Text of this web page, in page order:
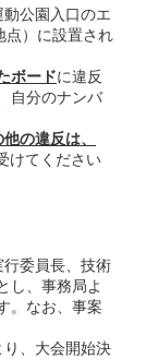
動公園入口のエ
点）に設置され
ボードに違反
自分のナンバ
の違反は、
けてください
委員長、技術
し、事務局よ
。なお、事案
、大会開始決